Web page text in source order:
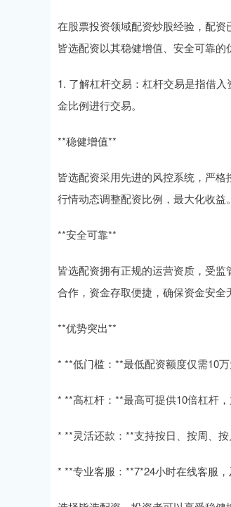
在股票投资领域配资炒股经验，配
皆选配资以其稳健增值、安全可靠的
1. 了解杠杆交易：杠杆交易是指借
金比例进行交易。
**稳健增值**
皆选配资采用先进的风控系统，严
行情动态调整配资比例，最大化收益。
**安全可靠**
皆选配资拥有正规的运营资质，受
合作，资金存取便捷，确保资金安全
**优势突出**
* **低门槛：**最低配资额度仅需10万
* **高杠杆：**最高可提供10倍杠杆，
* **灵活还款：**支持按日、按周、按
* **专业客服：**7*24小时在线客服，